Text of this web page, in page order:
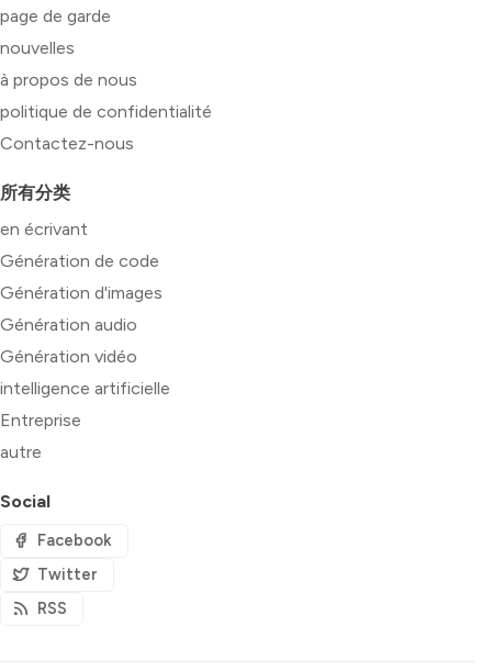
page de garde
nouvelles
à propos de nous
politique de confidentialité
Contactez-nous
所有分类
en écrivant
Génération de code
Génération d'images
Génération audio
Génération vidéo
intelligence artificielle
Entreprise
autre
Social
Facebook
Twitter
RSS